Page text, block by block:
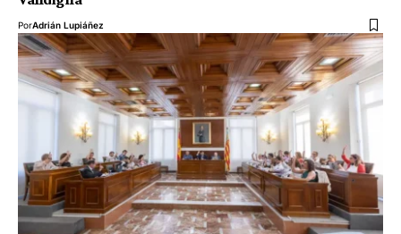
PorAdrián Lupiáñez